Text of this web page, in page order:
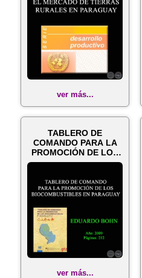
ver más...
TABLERO DE
COMANDO PARA LA
PROMOCIÓN DE LOS
BIOCOMBUSTIBLES
ver más...